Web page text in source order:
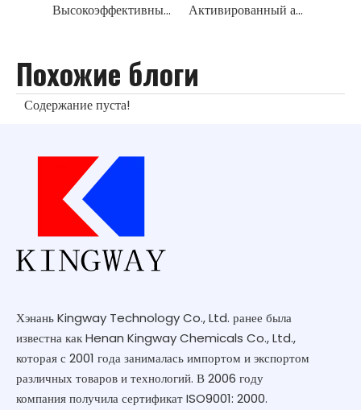
Высокоэффективный жидкий/твердый катализатор десульфурации (сульфированный фталоцианин кобальта) Активированный алюминий/оксид алюминия/носитель катализатора (содержание Al2O3 96%-98%)
Похожие блоги
Содержание пуста!
Хэнань Kingway Technology Co., Ltd. ранее была
известна как Henan Kingway Chemicals Co., Ltd.,
которая с 2001 года занималась импортом и экспортом
различных товаров и технологий. В 2006 году
компания получила сертификат ISO9001: 2000.